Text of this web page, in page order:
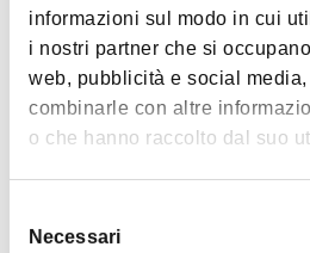
informazioni sul modo in cui
i nostri partner che si
web, pubblicità e social
combinarle con altre
o che hanno raccolto dal suo
delNecessari
Animali accettati
No